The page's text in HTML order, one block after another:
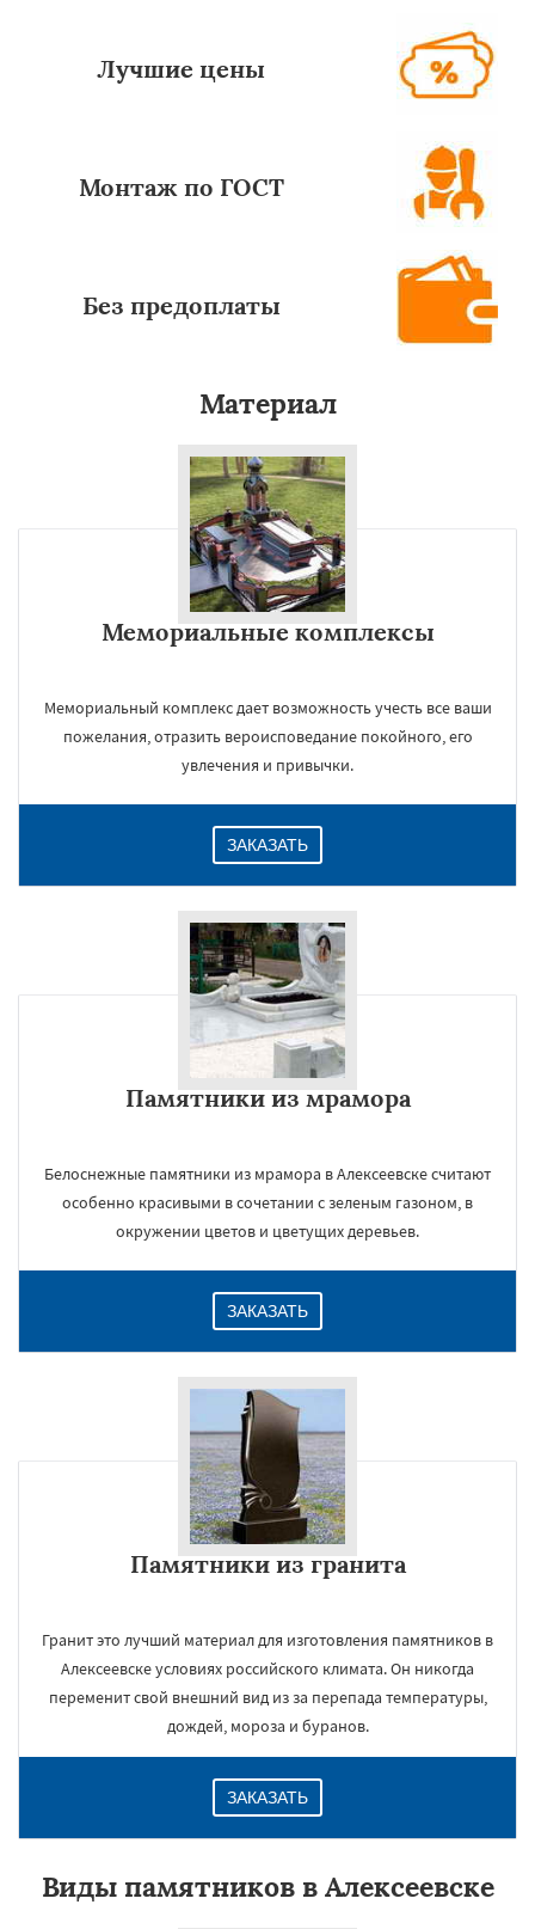
Лучшие цены
Монтаж по ГОСТ
Без предоплаты
Материал
Мемориальные комплексы
Мемориальный комплекс дает возможность учесть все ваши
пожелания, отразить вероисповедание покойного, его
увлечения и привычки.
ЗАКАЗАТЬ
Памятники из мрамора
Белоснежные памятники из мрамора в Алексеевске считают
особенно красивыми в сочетании с зеленым газоном, в
окружении цветов и цветущих деревьев.
ЗАКАЗАТЬ
Памятники из гранита
Гранит это лучший материал для изготовления памятников в
Алексеевске условиях российского климата. Он никогда
переменит свой внешний вид из за перепада температуры,
дождей, мороза и буранов.
ЗАКАЗАТЬ
Виды памятников в Алексеевске